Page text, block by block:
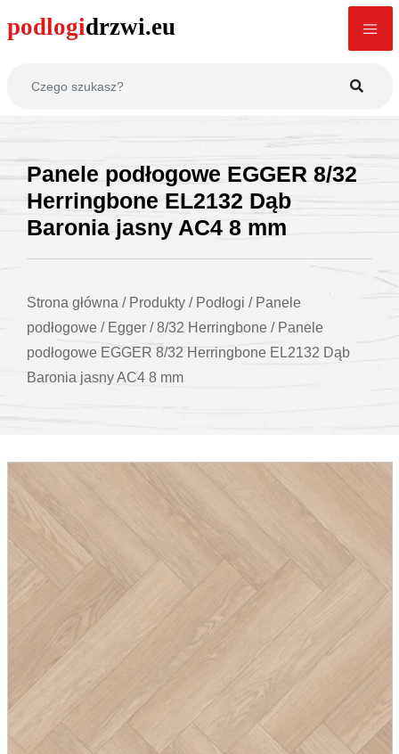
Panele podłogowe EGGER 8/32
Herringbone EL2132 Dąb
Baronia jasny AC4 8 mm
Strona główna / Produkty / Podłogi / Panele
podłogowe / Egger /8/32 Herringbone / Panele
podłogowe EGGER 8/32 Herringbone EL2132 Dąb
Baronia jasny AC4 8 mm